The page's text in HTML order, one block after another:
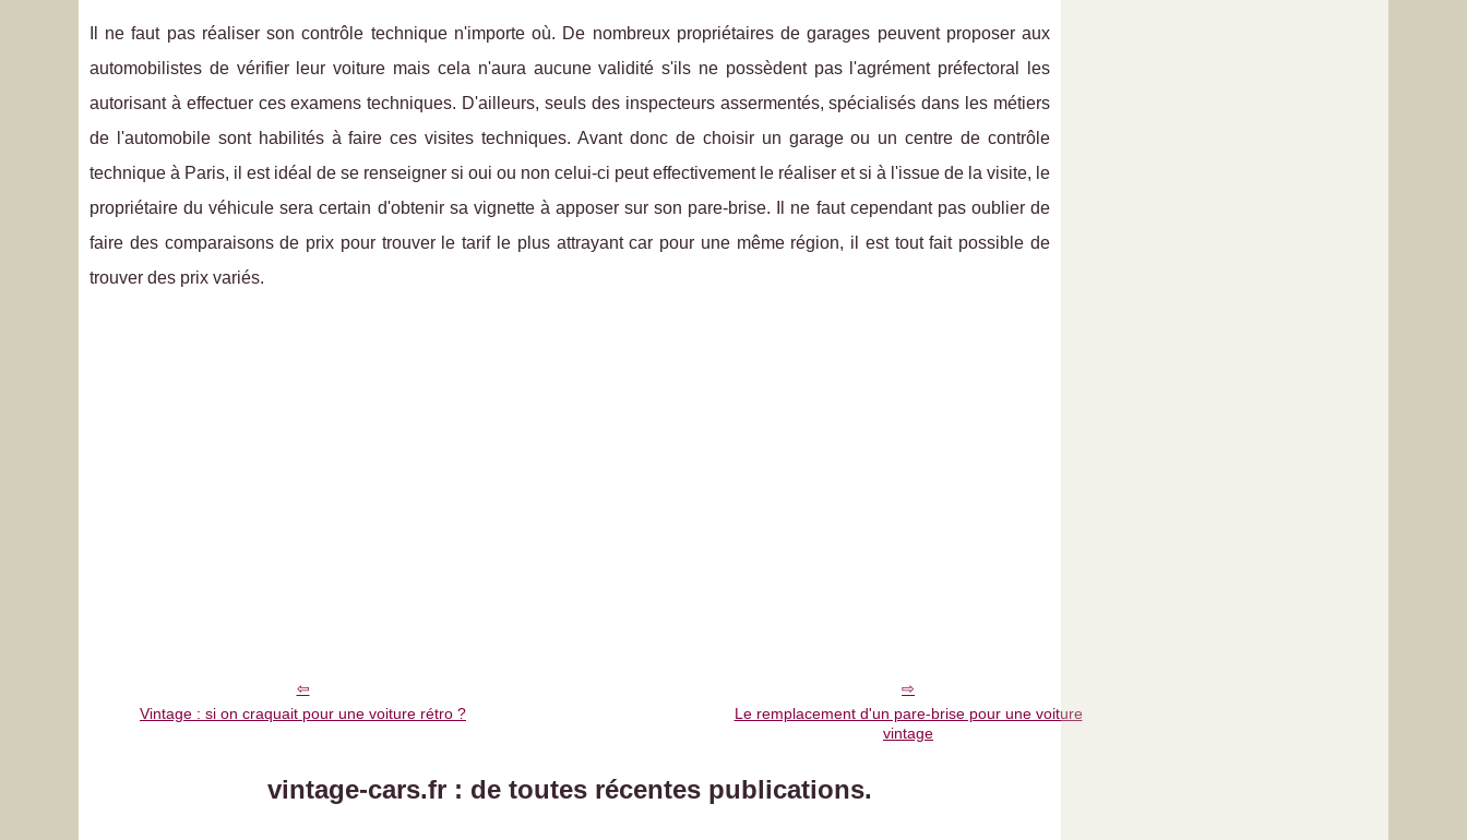
Il ne faut pas réaliser son contrôle technique n'importe où. De nombreux propriétaires de garages peuvent proposer aux
automobilistes de vérifier leur voiture mais cela n'aura aucune validité s'ils ne possèdent pas l'agrément préfectoral les
autorisant à effectuer ces examens techniques. D'ailleurs, seuls des inspecteurs assermentés, spécialisés dans les métiers
de l'automobile sont habilités à faire ces visites techniques. Avant donc de choisir un garage ou un centre de contrôle
technique à Paris, il est idéal de se renseigner si oui ou non celui-ci peut effectivement le réaliser et si à l'issue de la visite, le
propriétaire du véhicule sera certain d'obtenir sa vignette à apposer sur son pare-brise. Il ne faut cependant pas oublier de
faire des comparaisons de prix pour trouver le tarif le plus attrayant car pour une même région, il est tout fait possible de
trouver des prix variés.
Vintage : si on craquait pour une voiture rétro ?
Le remplacement d'un pare-brise pour une voiture
vintage
vintage-cars.fr : de toutes récentes publications.